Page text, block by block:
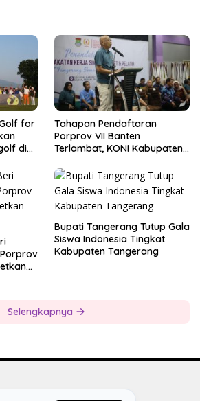
for
di
Tahapan Pendaftaran
Porprov VII Banten
Terlambat, KONI Kabupaten
Kesiapan Panitia
Bupati Tangerang Tutup Gala
Siswa Indonesia Tingkat
Kabupaten Tangerang
Selengkapnya